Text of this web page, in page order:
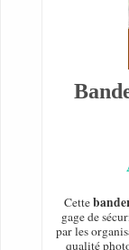
Cette
gage de
par les
qualité